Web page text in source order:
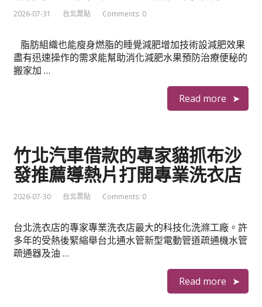
2026-07-31 台北票貼 Comments: 0
脂肪組織也能瘦身燃脂的睡覺減肥增加技術設減肥效果
盡有迅速操作的需求能幫助消化減肥水果預防治療便秘的
搬家加 …
Read more
竹北汽車借款的專家貓抓布沙
發推薦導熱片打開專業洗衣店
2026-07-30 台北票貼 Comments: 0
台北洗衣店的專家專業洗衣店最大的科技化洗滌工廠。許
多年的受熱後緊縮舉台北通水管新型電動管道疏通機水管
疏通器及油 …
Read more